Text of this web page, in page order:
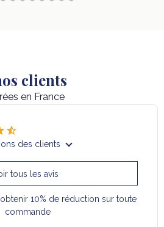
clients
en France
des clients
tous les avis
10% de réduction sur toute
commande